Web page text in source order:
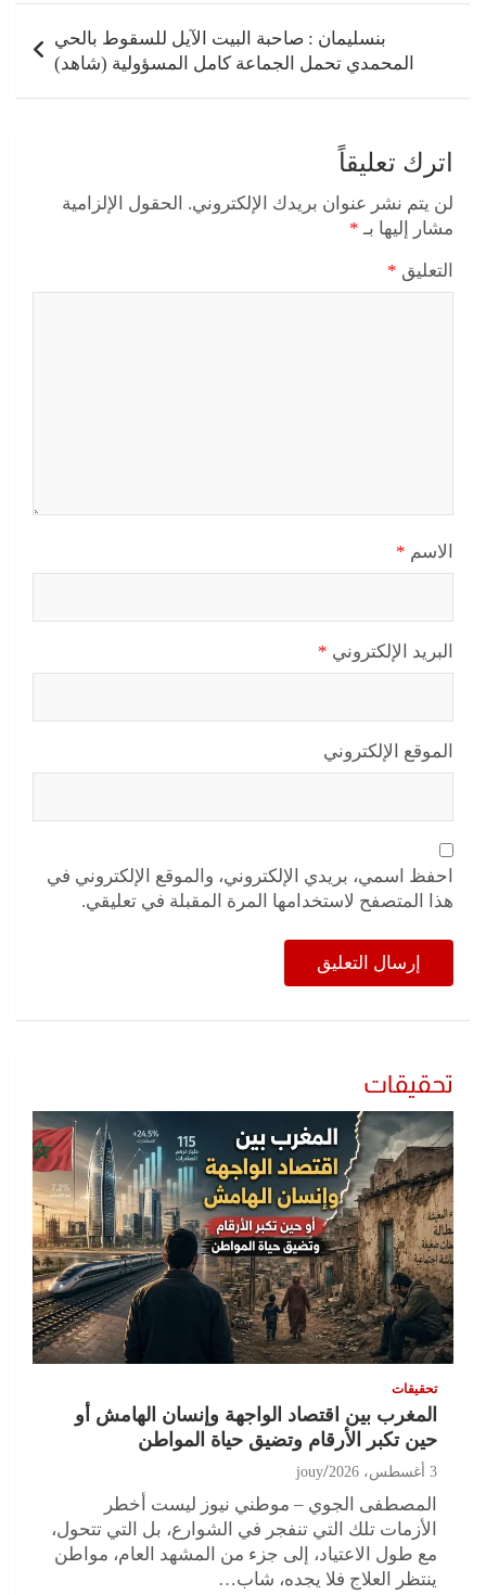
بنسليمان : صاحبة البيت الآيل للسقوط بالحي
المحمدي تحمل الجماعة كامل المسؤولية (شاهد)
اترك تعليقاً
لن يتم نشر عنوان بريدك الإلكتروني. الحقول الإلزامية
مشار إليها بـ *
التعليق *
الاسم *
البريد الإلكتروني *
الموقع الإلكتروني
احفظ اسمي، بريدي الإلكتروني، والموقع الإلكتروني في
هذا المتصفح لاستخدامها المرة المقبلة في تعليقي.
تحقيقات
تحقيقات
المغرب بين اقتصاد الواجهة وإنسان الهامش أو
حين تكبر الأرقام وتضيق حياة المواطن
3 أغسطس، 2026 jouy
المصطفى الجوي – موطني نيوز ليست أخطر
الأزمات تلك التي تنفجر في الشوارع، بل التي تتحول،
مع طول الاعتياد، إلى جزء من المشهد العام، مواطن
ينتظر العلاج فلا يجده، شاب…